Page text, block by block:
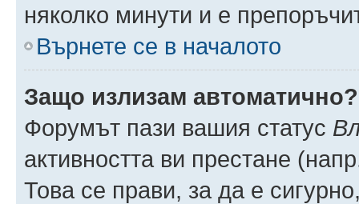
няколко минути и е
Върнете се в началото
Защо излизам автоматично?
Форумът пази вашия статус
активността ви престане
Това се прави, за да е